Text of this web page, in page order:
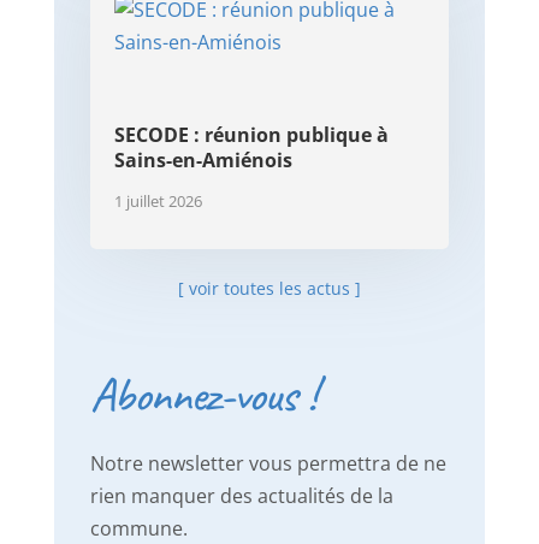
SECODE : réunion publique à
Sains-en-Amiénois
1 juillet 2026
[ voir toutes les actus ]
Abonnez-vous !
Notre newsletter vous permettra de ne
rien manquer des actualités de la
commune.